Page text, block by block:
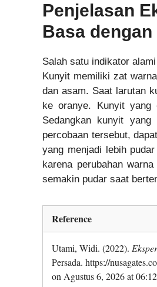
Penjelasan
Basa
Salah satu indikator
Kunyit memiliki zat
dan asam. Saat larutan
ke oranye. Kunyit yang
Sedangkan kunyit
percobaan tersebut,
yang menjadi lebih
karena perubahan
semakin pudar saat
Reference
Utami, Widi. (2022).
Persada. https://
on Agustus 6, 2026 at